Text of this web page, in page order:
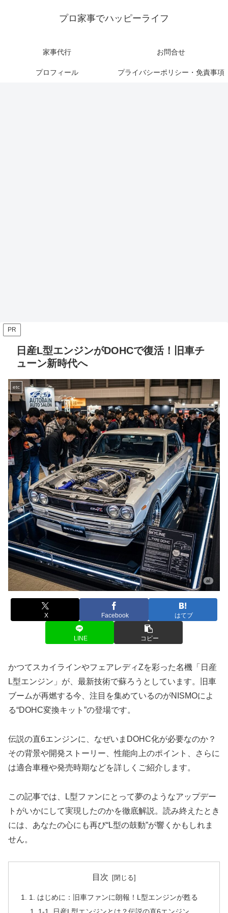
プロ家事でハッピーライフ
家事代行 お問合せ
プロフィール プライバシーポリシー・免責事項
PR
日産L型エンジンがDOHCで復活！旧車チ
ューン新時代へ
etc
X Facebook はてブ
LINE コピー
かつてスカイラインやフェアレディZを彩った名機「日産
L型エンジン」が、最新技術で蘇ろうとしています。旧車
ブームが再燃する今、注目を集めているのがNISMOによ
る“DOHC変換キット”の登場です。
伝説の直6エンジンに、なぜいまDOHC化が必要なのか？
その背景や開発ストーリー、性能向上のポイント、さらに
は適合車種や発売時期などを詳しくご紹介します。
この記事では、L型ファンにとって夢のようなアップデー
トがいかにして実現したのかを徹底解説。読み終えたとき
には、あなたの心にも再び“L型の鼓動”が響くかもしれま
せん。
目次
1. はじめに：旧車ファンに朗報！L型エンジンが甦る